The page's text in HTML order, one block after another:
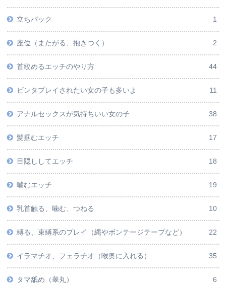
立ちバック 1
座位（またがる、抱きつく） 2
首絞めるエッチのやり方 44
ビンタプレイされたい女の子も多いよ 11
アナルセックスが気持ちいい女の子 38
髪掴むエッチ 17
目隠ししてエッチ 18
噛むエッチ 19
乳首触る、噛む、つねる 10
縛る、束縛系のプレイ（縄やボンテージテープなど） 22
イラマチオ、フェラチオ（喉奥に入れる） 35
タマ舐め（睾丸） 6